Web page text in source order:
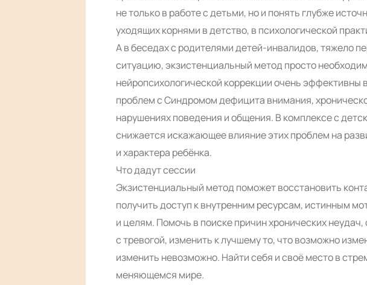
не только в работе с детьми, но и понять глубже
уходящих корнями в детство, в психологической
А в беседах с родителями детей-инвалидов, тяжело
ситуацию, экзистенциальный метод просто
нейропсихологической коррекции очень эффективны
проблем с Синдромом дефицита внимания,
нарушениях поведения и общения. В комплексе с
снижается искажающее влияние этих проблем на
и характера ребёнка.
Что дадут сессии
Экзистенциальный метод поможет восстановить
получить доступ к внутренним ресурсам, истинным
и целям. Помочь в поиске причин хронических неудач,
с тревогой, изменить к лучшему то, что возможно
изменить невозможно. Найти себя и своё место в
меняющемся мире.